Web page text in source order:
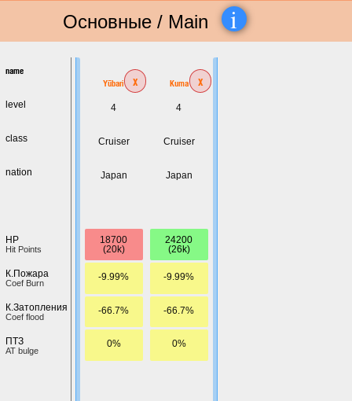
Основные / Main i
name
level
class
nation
HP
Hit Points
К.Пожара
Coef Burn
К.Затопления
Coef flood
ПТЗ
AT bulge
Yūbari x
4
Cruiser
Japan
18700
(20k)
-9.99%
-66.7%
0%
Kuma x
4
Cruiser
Japan
24200
(26k)
-9.99%
-66.7%
0%